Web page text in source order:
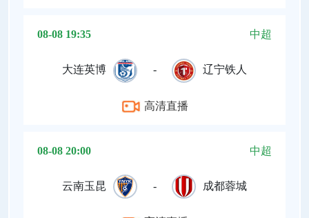
08-08 19:35 中超
大连英博 - 辽宁铁人
高清直播
08-08 20:00 中超
云南玉昆 - 成都蓉城